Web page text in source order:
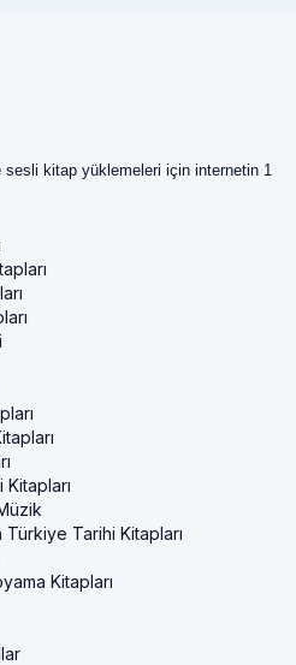
kitap yüklemeleri için internetin 1
Türkiye Tarihi Kitapları
Kitapları